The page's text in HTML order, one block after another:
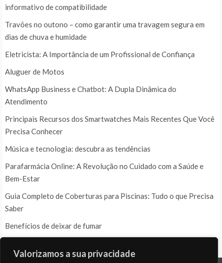
Valorizamos a sua privacidade
informativo de compatibilidade
Travões no outono – como garantir uma travagem segura em
dias de chuva e humidade
Eletricista: A Importância de um Profissional de Confiança
Aluguer de Motos
WhatsApp Business e Chatbot: A Dupla Dinâmica do
Atendimento
Principais Recursos dos Smartwatches Mais Recentes Que Você
Precisa Conhecer
Música e tecnologia: descubra as tendências
Parafarmácia Online: A Revolução no Cuidado com a Saúde e
Bem-Estar
Guia Completo de Coberturas para Piscinas: Tudo o que Precisa
Saber
Benefícios de deixar de fumar